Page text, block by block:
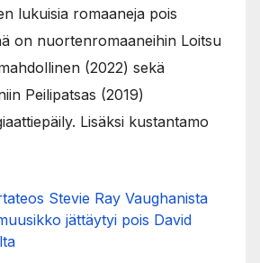
lukuisia romaaneja pois
on nuortenromaaneihin Loitsu
(2022) sekä
Peilipatsas (2019)
Lisäksi kustantamo
Stevie Ray Vaughanista
jättäytyi pois David